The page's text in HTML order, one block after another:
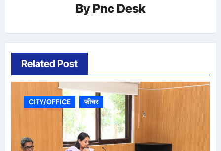
By Pnc Desk
Related Post
CITY/OFFICE फीचर